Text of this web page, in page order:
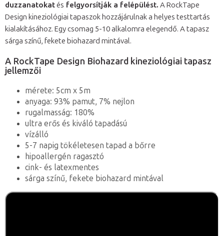
duzzanatokatés felgyorsítják a felépülést. A RockTape
Design kineziológiai tapaszok hozzájárulnak a helyes testtartás
kialakításához. Egy csomag 5-10 alkalomra elegendő. A tapasz
sárga színű, fekete biohazard mintával.
A RockTape Design Biohazard kineziológiai tapasz
jellemzői
mérete: 5cm x 5m
anyaga: 93% pamut, 7% nejlon
rugalmasság: 180%
ultra erős és kiváló tapadású
vízálló
5-7 napig tökéletesen tapad a bőrre
hipoallergén ragasztó
cink- és latexmentes
sárga színű, fekete biohazard mintával